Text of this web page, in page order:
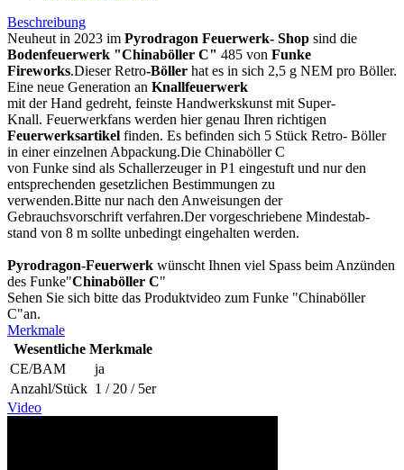
Beschreibung
Neuheut in 2023 im Pyrodragon Feuerwerk- Shop sind die
Bodenfeuerwerk "Chinaböller C" 485 von Funke
Fireworks.Dieser Retro-Böller hat es in sich 2,5 g NEM pro Böller.
Eine neue Generation an Knallfeuerwerk
mit der Hand gedreht, feinste Handwerkskunst mit Super-
Knall. Feuerwerkfans werden hier genau Ihren richtigen
Feuerwerksartikel finden. Es befinden sich 5 Stück Retro- Böller
in einer einzelnen Abpackung.Die Chinaböller C
von Funke sind als Schallerzeuger in P1 eingestuft und nur den
entsprechenden gesetzlichen Bestimmungen zu
verwenden.Bitte nur nach den Anweisungen der
Gebrauchsvorschrift verfahren.Der vorgeschriebene Mindestab-
stand von 8 m sollte unbedingt eingehalten werden.
Pyrodragon-Feuerwerk wünscht Ihnen viel Spass beim Anzünden
des Funke"Chinaböller C"
Sehen Sie sich bitte das Produktvideo zum Funke "Chinaböller
C"an.
Merkmale
Wesentliche Merkmale
CE/BAM
ja
Anzahl/Stück 1 / 20 / 5er
Video